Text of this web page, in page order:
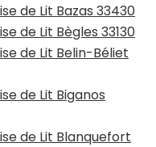
de Lit Bazas 33430
de Lit Bègles 33130
de Lit Belin-Béliet
de Lit Biganos
de Lit Blanquefort